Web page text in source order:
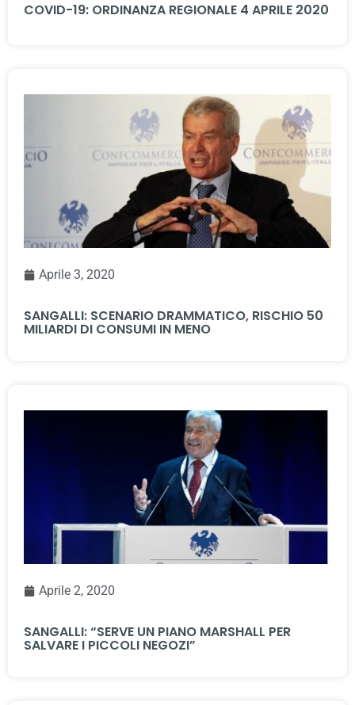
COVID-19: ORDINANZA REGIONALE 4 APRILE 2020
Aprile 3, 2020
SANGALLI: SCENARIO DRAMMATICO, RISCHIO 50
MILIARDI DI CONSUMI IN MENO
Aprile 2, 2020
SANGALLI: “SERVE UN PIANO MARSHALL PER
SALVARE I PICCOLI NEGOZI”